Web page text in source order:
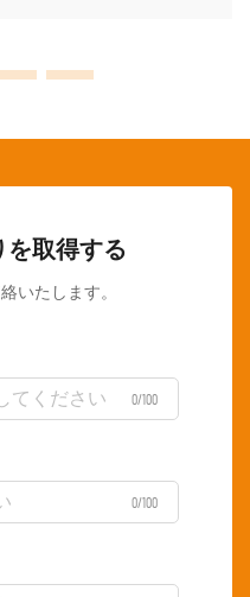
を取得する
いたします。
0/100
0/100